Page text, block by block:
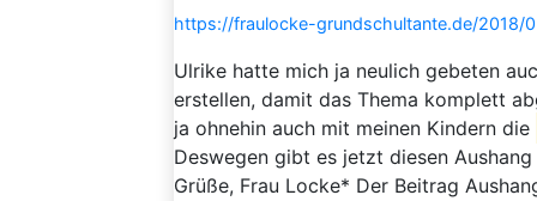
https://fraulocke-grundschultante.de/2018/
Ulrike hatte mich ja neulich gebeten
erstellen, damit das Thema komplett
ja ohnehin auch mit meinen Kindern die
Deswegen gibt es jetzt diesen
Grüße, Frau Locke* Der Beitrag